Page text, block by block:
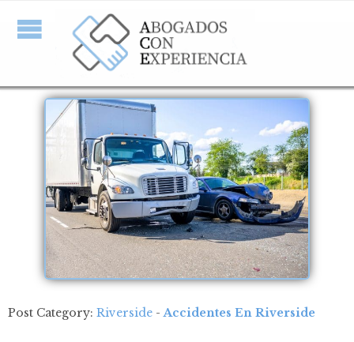
Post Category: Riverside -Accidentes En Riverside